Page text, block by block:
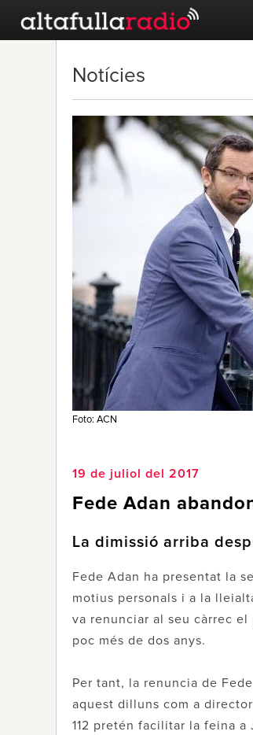
Notícies
Foto: ACN
19 de juliol del 2017
Fede Adan
La dimissió arriba
Fede Adan ha presentat la
motius personals i a la
va renunciar al seu càrrec el
poc més de dos anys.
Per tant, la renuncia de
aquest dilluns com a
112 pretén facilitar la feina